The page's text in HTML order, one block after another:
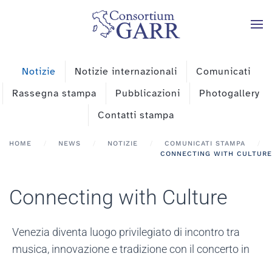
Skip to main content
Notizie Notizie internazionali
Comunicati
Rassegna stampa
Pubblicazioni
Photogallery
Contatti stampa
HOME NEWS NOTIZIE
COMUNICATI STAMPA
CONNECTING WITH CULTURE
Connecting with Culture
Venezia diventa luogo privilegiato di incontro tra
musica, innovazione e tradizione con il concerto in